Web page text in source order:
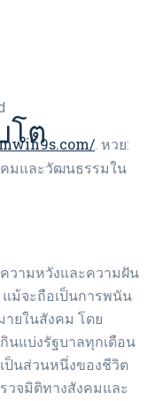
โต . หวย:
คมและวัฒนธรรมใน
วามหวังและความฝัน
ม้จะถือเป็นการพนัน
ยในสังคม โดย
นแบ่งรัฐบาลทุกเดือน
ป็นส่วนหนึ่งของชีวิต
วจมิติทางสังคมและ